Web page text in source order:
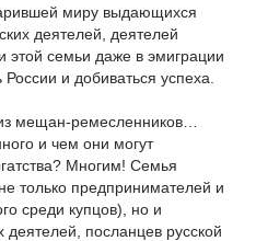
миру выдающихся
деятелей, деятелей
этой семьи даже в эмиграции
и добиваться успеха.
мещан-ремесленников…
и чем они могут
Многим! Семья
только предпринимателей и
среди купцов), но и
посланцев русской